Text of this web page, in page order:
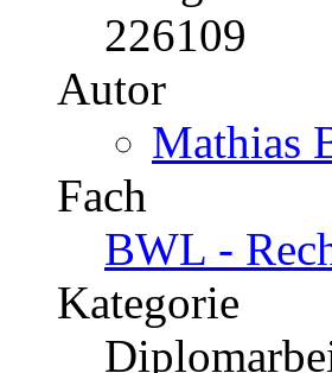
226109
Autor
Mathias
Fach
BWL -
Kategorie